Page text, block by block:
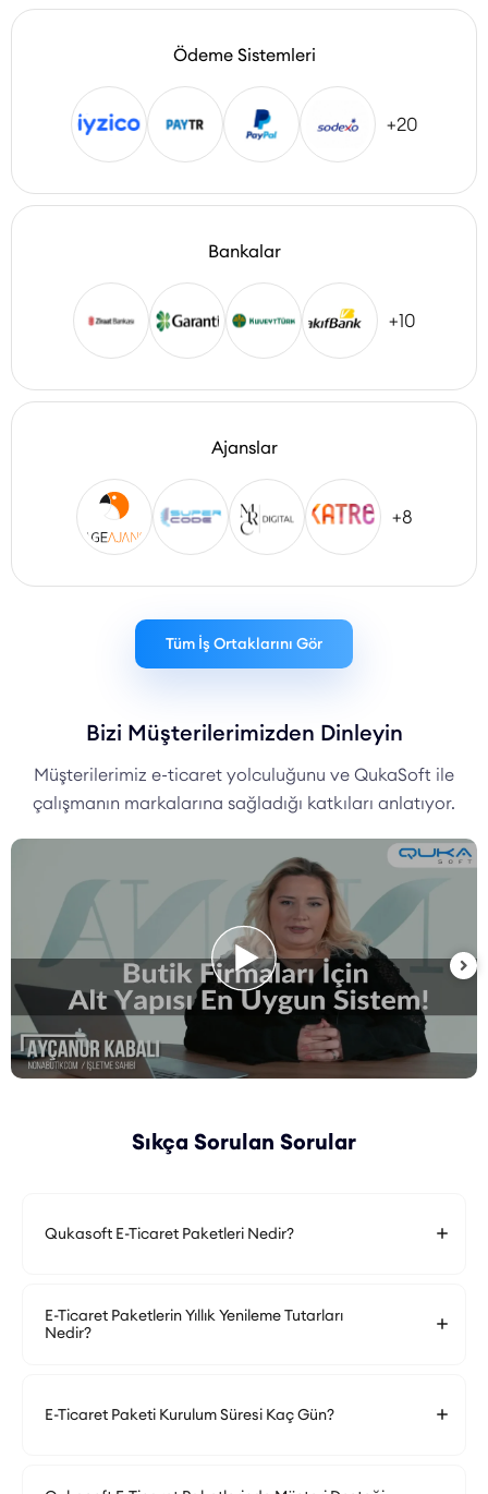
Ödeme Sistemleri
+20
Bankalar
+10
Ajanslar
+8
Tüm İş Ortaklarını Gör
Bizi Müşterilerimizden Dinleyin
Müşterilerimiz e-ticaret yolculuğunu ve QukaSoft ile
çalışmanın markalarına sağladığı katkıları anlatıyor.
Sıkça Sorulan Sorular
Qukasoft E-Ticaret Paketleri Nedir?
E-Ticaret Paketlerin Yıllık Yenileme Tutarları
Nedir?
E-Ticaret Paketi Kurulum Süresi Kaç Gün?